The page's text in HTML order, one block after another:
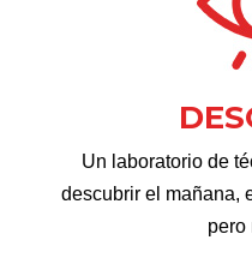
Un laboratorio de
descubrir el mañana,
pero